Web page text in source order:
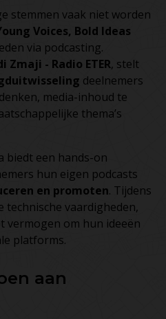
stemmen vaak niet worden
Voices, Bold Ideas
via podcasting.
Zmaji - Radio ETER, stelt
deelnemers
media-inhoud te
thema’s
biedt een hands-on
hun eigen podcasts
en promoten. Tijdens
technische vaardigheden,
vermogen om hun ideeën
platforms.
aan